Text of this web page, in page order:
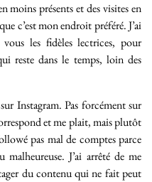
moins présents et des visites en
c’est mon endroit préféré. J’ai
les fidèles lectrices, pour
reste dans le temps, loin des
Instagram. Pas forcément sur
et me plait, mais plutôt
pas mal de comptes parce
J’ai arrêté de me
du contenu qui ne fait peut